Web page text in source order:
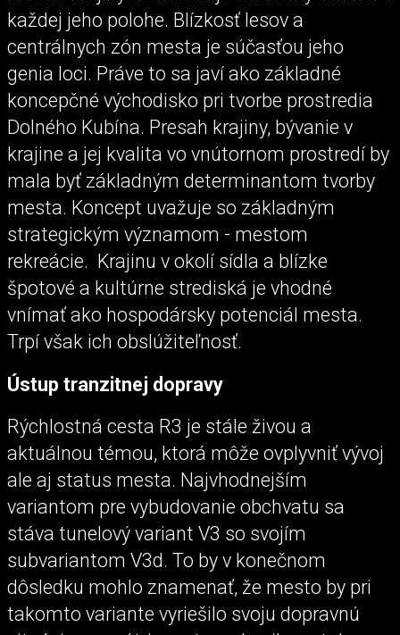
každej jeho polohe. Blízkosť lesov a
centrálnych zón mesta je súčasťou jeho
genia loci. Práve to sa javí ako základné
koncepčné východisko pri tvorbe prostredia
Dolného Kubína. Presah krajiny, bývanie v
krajine a jej kvalita vo vnútornom prostredí by
mala byť základným determinantom tvorby
mesta. Koncept uvažuje so základným
strategickým významom - mestom
rekreácie. Krajinu v okolí sídla a blízke
špotové a kultúrne strediská je vhodné
vnímať ako hospodársky potenciál mesta.
Trpí však ich obslúžiteľnosť.
Ústup tranzitnej dopravy
Rýchlostná cesta R3 je stále živou a
aktuálnou témou, ktorá môže ovplyvniť vývoj
ale aj status mesta. Najvhodnejším
variantom pre vybudovanie obchvatu sa
stáva tunelový variant V3 so svojím
subvariantom V3d. To by v konečnom
dôsledku mohlo znamenať, že mesto by pri
takomto variante vyriešilo svoju dopravnú